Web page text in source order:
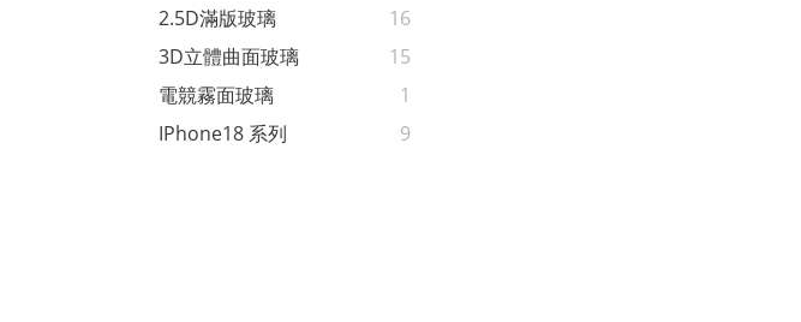
2.5D滿版玻璃
16
3D立體曲面玻璃
15
電競霧面玻璃
1
IPhone18 系列
9